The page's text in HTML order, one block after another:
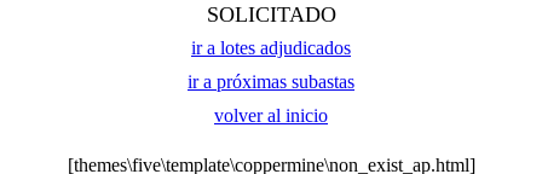
SOLICITADO
ir a lotes adjudicados
ir a próximas subastas
volver al inicio
[themes\five\template\coppermine\non_exist_ap.html]